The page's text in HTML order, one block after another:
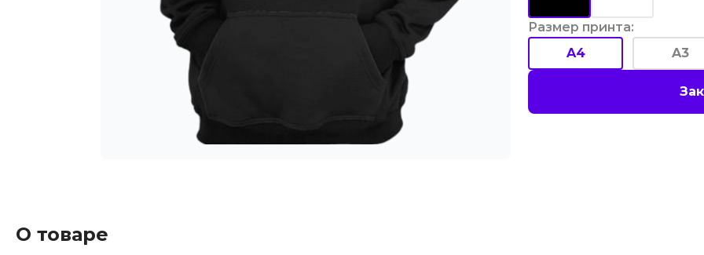
Размер принта:
A4
A3
О товаре